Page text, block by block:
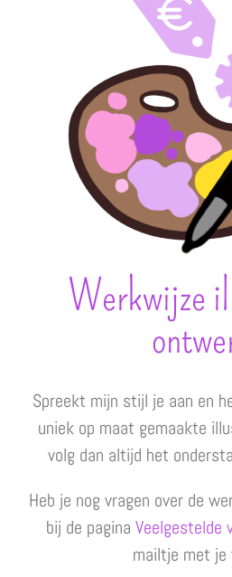
Werkwijze
Spreekt mijn stijl je aan en
uniek op maat gemaakte
volg dan altijd het
Heb je nog vragen over de
bij de pagina Veelgestelde
mailtje met je